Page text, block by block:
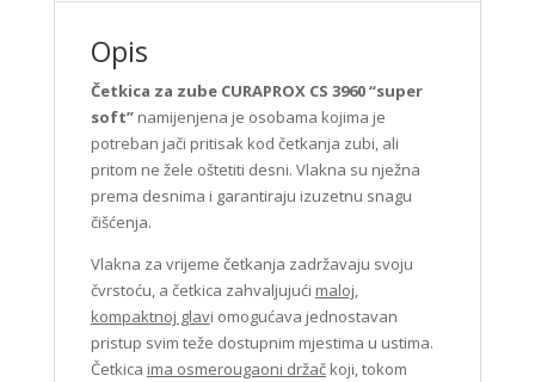
Opis
Četkica za zube CURAPROX CS 3960 “super
soft”namijenjena je osobama kojima je
potreban jači pritisak kod četkanja zubi, ali
pritom ne žele oštetiti desni. Vlakna su nježna
prema desnima i garantiraju izuzetnu snagu
čišćenja.
Vlakna za vrijeme četkanja zadržavaju svoju
čvrstoću, a četkica zahvaljujući maloj,
kompaktnoj glavi omogućava jednostavan
pristup svim teže dostupnim mjestima u ustima.
Četkica ima osmerougaoni držačkoji, tokom